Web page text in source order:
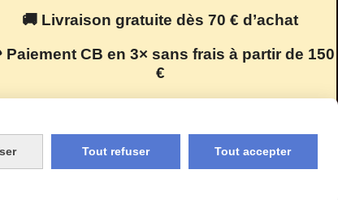
🚚 Livraison gratuite dès 70 € d’achat
Paiement CB en 3× sans frais à partir de 150
€
Tout refuser Tout accepter